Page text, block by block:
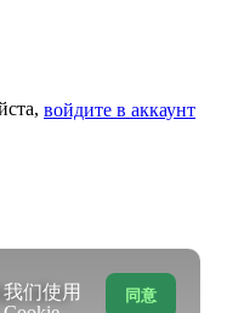
войдите в аккаунт
сайта
同意
我们使用